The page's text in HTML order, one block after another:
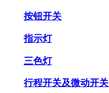
按钮开关
指示灯
三色灯
行程开关及微动开关